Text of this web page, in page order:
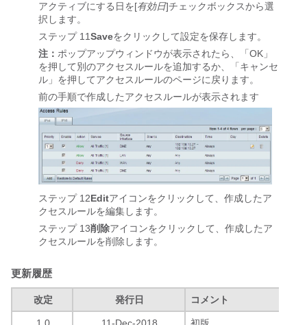
アクティブにする日を[有効日]チェックボックスから選
択します。
ステップ 11Saveをクリックして設定を保存します。
注： ポップアップウィンドウが表示されたら、「OK」
を押して別のアクセスルールを追加するか、「キャンセ
ル」を押してアクセスルールのページに戻ります。
前の手順で作成したアクセスルールが表示されます
ステップ 12Editアイコンをクリックして、作成したア
クセスルールを編集します。
ステップ 13削除アイコンをクリックして、作成したア
クセスルールを削除します。
更新履歴
改定 発行日 コメント
1.0 11-Dec-2018 初版